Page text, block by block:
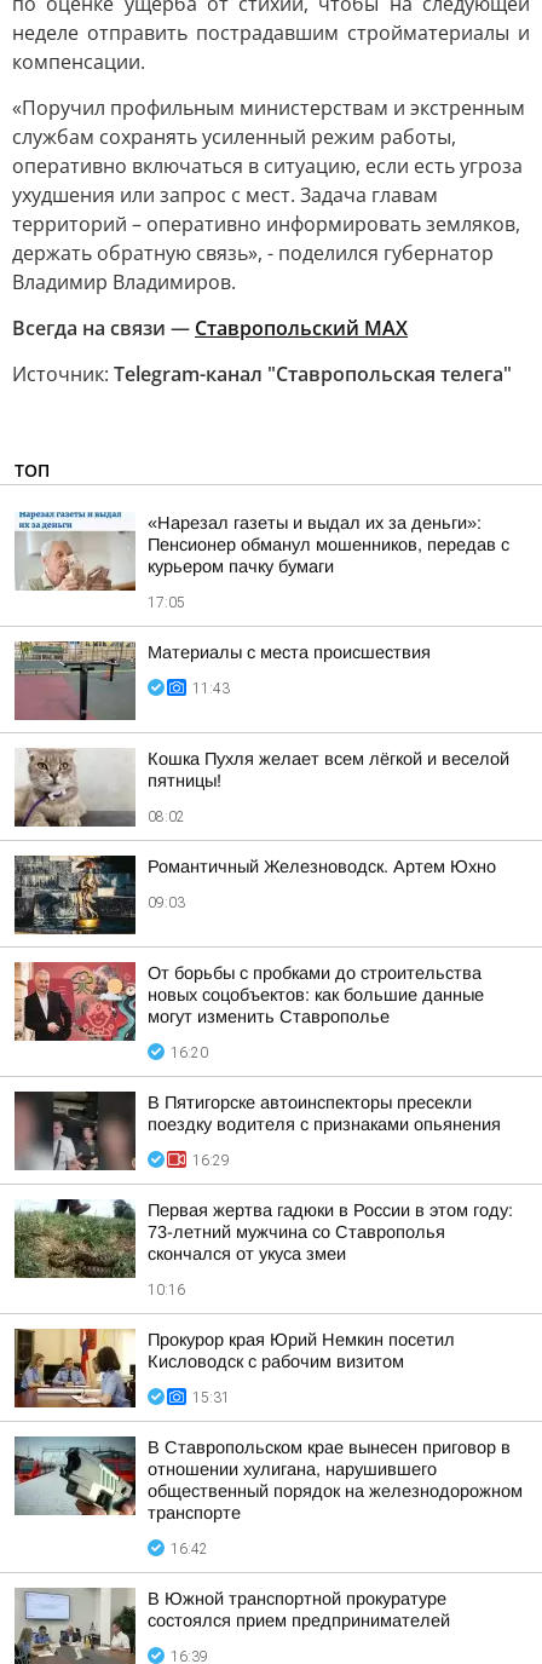
неделе отправить пострадавшим стройматериалы и
компенсации.
«Поручил профильным министерствам и экстренным
службам сохранять усиленный режим работы,
оперативно включаться в ситуацию, если есть угроза
ухудшения или запрос с мест. Задача главам
территорий – оперативно информировать земляков,
держать обратную связь», - поделился губернатор
Владимир Владимиров.
Всегда на связи — Ставропольский МАХ
Источник: Telegram-канал "Ставропольская телега"
ТОП
«Нарезал газеты и выдал их за деньги»:
Пенсионер обманул мошенников, передав с
курьером пачку бумаги
17:05
Материалы с места происшествия
11:43
Кошка Пухля желает всем лёгкой и веселой
пятницы!
08:02
Романтичный Железноводск. Артем Юхно
09:03
От борьбы с пробками до строительства
новых соцобъектов: как большие данные
могут изменить Ставрополье
16:20
В Пятигорске автоинспекторы пресекли
поездку водителя с признаками опьянения
16:29
Первая жертва гадюки в России в этом году:
73-летний мужчина со Ставрополья
скончался от укуса змеи
10:16
Прокурор края Юрий Немкин посетил
Кисловодск с рабочим визитом
15:31
В Ставропольском крае вынесен приговор в
отношении хулигана, нарушившего
общественный порядок на железнодорожном
транспорте
16:42
В Южной транспортной прокуратуре
состоялся прием предпринимателей
16:39